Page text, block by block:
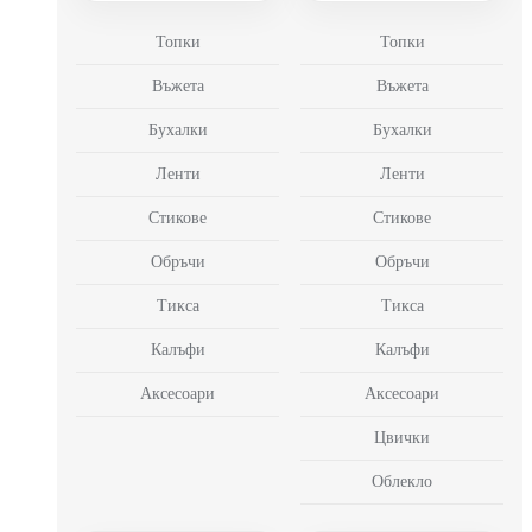
Топки
Въжета
Бухалки
Ленти
Стикове
Обръчи
Тикса
Калъфи
Аксесоари
Топки
Въжета
Бухалки
Ленти
Стикове
Обръчи
Тикса
Калъфи
Аксесоари
Цвички
Облекло